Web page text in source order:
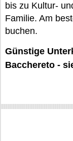
bis zu Kultur-
Familie. Am
buchen.
Günstige
Bacchereto -